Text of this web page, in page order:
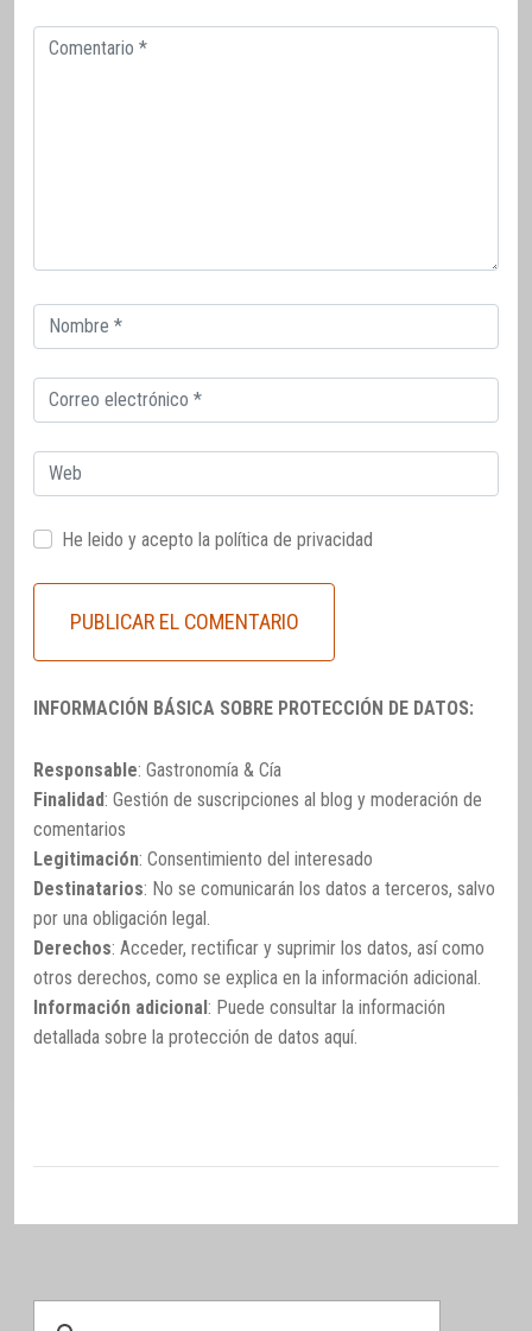
Comentario
Correo
electrónico
Correo
electrónico
Web
He leido y acepto la política de privacidad
INFORMACIÓN BÁSICA SOBRE PROTECCIÓN DE DATOS:
Responsable: Gastronomía & Cía
Finalidad: Gestión de suscripciones al blog y moderación de
comentarios
Legitimación: Consentimiento del interesado
Destinatarios: No se comunicarán los datos a terceros, salvo
por una obligación legal.
Derechos: Acceder, rectificar y suprimir los datos, así como
otros derechos, como se explica en la información adicional.
Información adicional : Puede consultar la información
detallada sobre la protección de datos aquí.